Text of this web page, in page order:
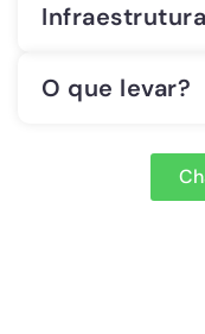
Infraestrutura
O que levar?